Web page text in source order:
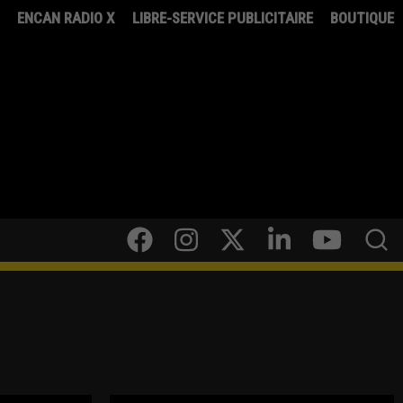
ENCAN RADIO X LIBRE-SERVICE PUBLICITAIRE BOUTIQUE